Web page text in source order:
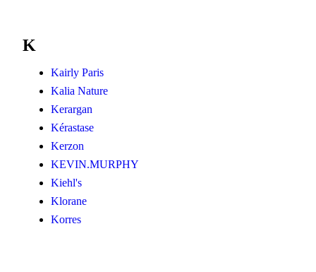
K
Kairly Paris
Kalia Nature
Kerargan
Kérastase
Kerzon
KEVIN.MURPHY
Kiehl's
Klorane
Korres